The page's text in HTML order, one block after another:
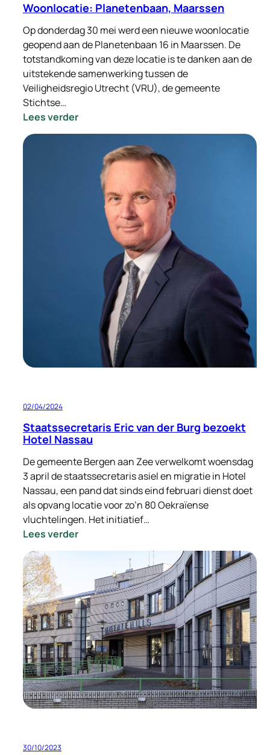
Woonlocatie: Planetenbaan, Maarssen
Op donderdag 30 mei werd een nieuwe woonlocatie
geopend aan de Planetenbaan 16 in Maarssen. De
totstandkoming van deze locatie is te danken aan de
uitstekende samenwerking tussen de
Veiligheidsregio Utrecht (VRU), de gemeente
Stichtse…
Lees verder:
Woonlocatie:
Planetenbaan,
Maarssen
02/04/2024
Staatssecretaris Eric van der Burg bezoekt
Hotel Nassau
De gemeente Bergen aan Zee verwelkomt woensdag
3 april de staatssecretaris asiel en migratie in Hotel
Nassau, een pand dat sinds eind februari dienst doet
als opvang locatie voor zo’n 80 Oekraïense
vluchtelingen. Het initiatief…
Lees verder:
Staatssecretaris
der
Burg
bezoekt
Hotel
Nassau
30/10/2023